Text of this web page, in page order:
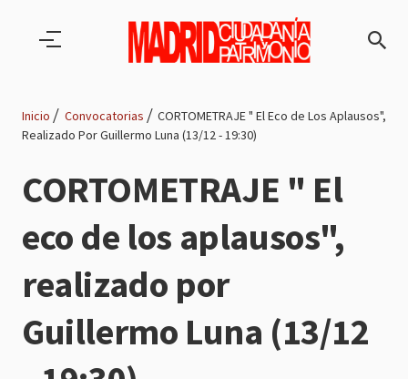
de
navegación
Inicio Convocatorias
CORTOMETRAJE " El Eco de Los Aplausos",
Realizado Por Guillermo Luna (13/12 - 19:30)
CORTOMETRAJE " El
eco de los aplausos",
realizado por
Guillermo Luna (13/12